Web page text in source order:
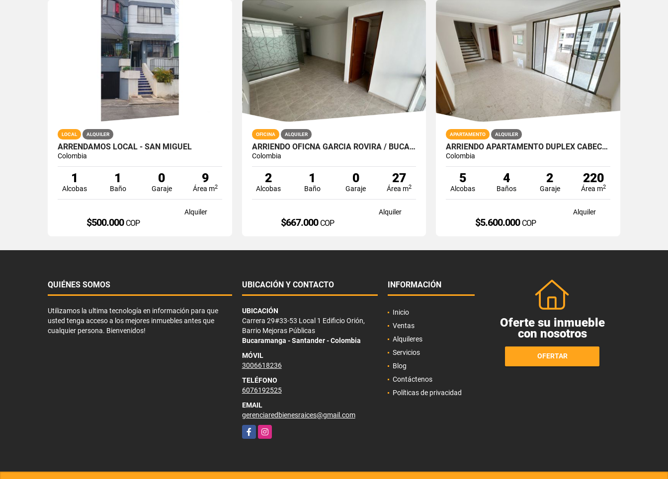
LOCAL ALQUILER
ARRENDAMOS LOCAL - SAN MIGUEL
Colombia
1
Alcobas
1
Baño
0
Garaje
9
Área m2
Alquiler
$500.000 COP
OFICINA ALQUILER
ARRIENDO OFICNA GARCIA ROVIRA / BUCARAMANGA
Colombia
2
Alcobas
1
Baño
0
Garaje
27
Área m2
Alquiler
$667.000 COP
APARTAMENTO ALQUILER
ARRIENDO APARTAMENTO DUPLEX CABECERA CRA 39
Colombia
5
Alcobas
4
Baños
2
Garaje
220
Área m2
Alquiler
$5.600.000 COP
QUIÉNES SOMOS
Utilizamos la ultima tecnología en información para que
usted tenga acceso a los mejores inmuebles antes que
cualquier persona. Bienvenidos!
UBICACIÓN Y CONTACTO
UBICACIÓN
Carrera 29#33-53 Local 1 Edificio Orión,
Barrio Mejoras Públicas
Bucaramanga - Santander - Colombia
MÓVIL
3006618236
TELÉFONO
6076192525
EMAIL
gerenciaredbienesraices@gmail.com
FacebookInstagram
INFORMACIÓN
Inicio
Ventas
Alquileres
Servicios
Blog
Contáctenos
Políticas de privacidad
Oferte su inmueble
con nosotros
OFERTAR